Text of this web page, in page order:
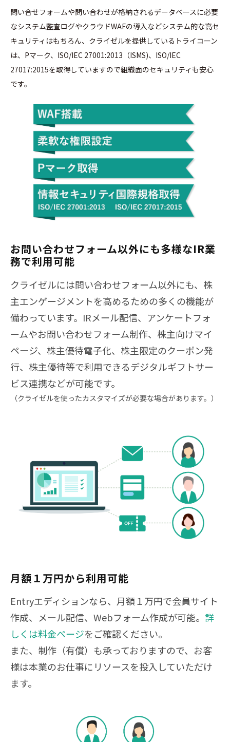
問い合せフォームや問い合わせが格納されるデータベースに必要
なシステム監査ログやクラウドWAFの導入などシステム的な高セ
キュリティはもちろん、クライゼルを提供しているトライコーン
は、Pマーク、ISO/IEC 27001:2013（ISMS)、ISO/IEC
27017:2015を取得していますので組織面のセキュリティも安心
です。
お問い合わせフォーム以外にも多様なIR業
務で利用可能
クライゼルには問い合わせフォーム以外にも、株
主エンゲージメントを高めるための多くの機能が
備わっています。IRメール配信、アンケートフォ
ームやお問い合わせフォーム制作、株主向けマイ
ページ、株主優待電子化、株主限定のクーポン発
行、株主優待等で利用できるデジタルギフトサー
ビス連携などが可能です。
（クライゼルを使ったカスタマイズが必要な場合があります。）
月額１万円から利用可能
Entryエディションなら、月額１万円で会員サイト
作成、メール配信、Webフォーム作成が可能。 詳
しくは料金ページをご確認ください。
また、制作（有償）も承っておりますので、お客
様は本業のお仕事にリソースを投入していただけ
ます。